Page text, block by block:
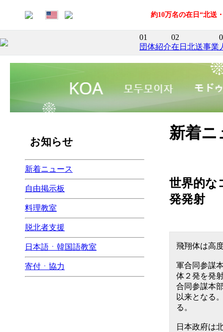
約10万名の在日“北送
01
団体紹介
02
在日北送事業
お知らせ
新着ニュース
自由掲示板
料理教室
脱北者支援
日本語ㆍ韓国語教室
寄付ㆍ協力
新着ニ
世界的な
発発射
飛翔体は高
軍合同参謀
体２発を発
合同参謀本
以来となる
る。
日本政府は